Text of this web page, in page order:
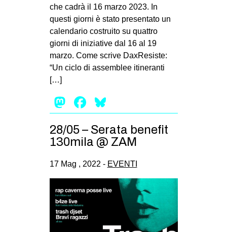
AMBIENTE
ANTIFASCISMO
DIRITTO ALL’ABITARE
PRECARIATO
REPRESSIONE
STUDENTI
ARTE
CINEMA
MANIFESTI
che cadrà il 16 marzo 2023. In
questi giorni è stato presentato un
calendario costruito su quattro
giorni di iniziative dal 16 al 19
marzo. Come scrive DaxResiste:
“Un ciclo di assemblee itineranti
[…]
Mastodon
Facebook
28/05 – Serata benefit
130mila @ ZAM
17 Mag , 2022 - EVENTI